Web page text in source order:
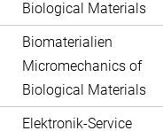
Biological Materials
Biomaterialien
Micromechanics of
Biological Materials
Elektronik-Service